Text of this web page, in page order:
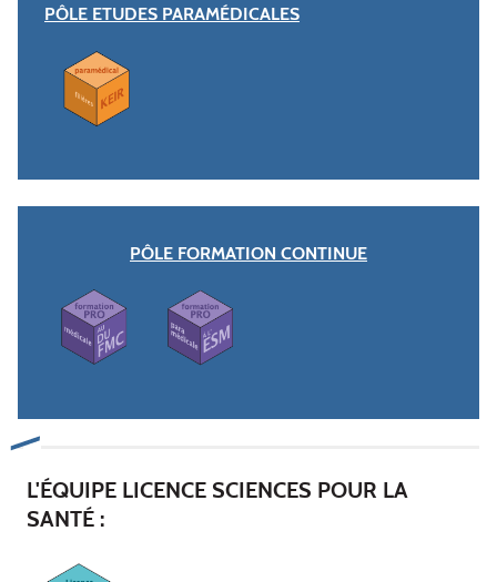
PÔLE ETUDES PARAMÉDICALES
PÔLE FORMATION CONTINUE
L'ÉQUIPE LICENCE SCIENCES POUR LA
SANTÉ :